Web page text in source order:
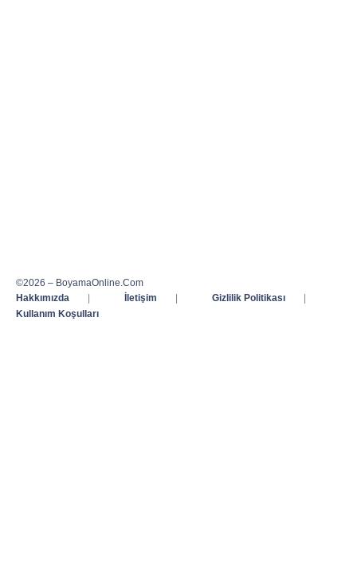
©2026 – BoyamaOnline.Com
Hakkımızda
| İletişim | Gizlilik Politikası
|
Kullanım Koşulları